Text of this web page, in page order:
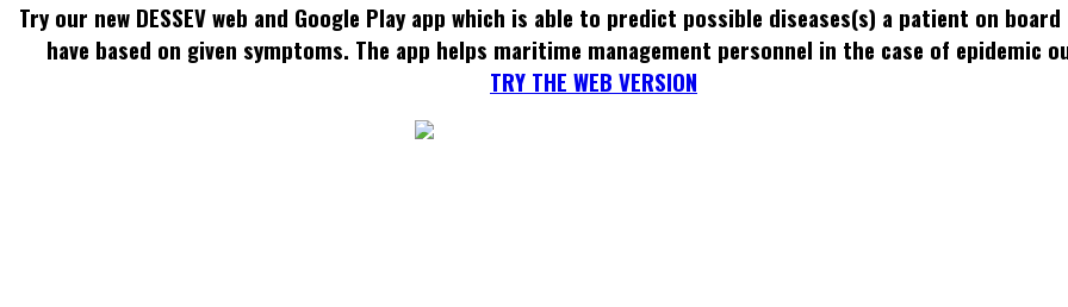
Try our new DESSEV web and Google Play app which is able to predict possible diseases(s) a patient on
have based on given symptoms. The app helps maritime management personnel in the case of epidemic
TRY THE WEB VERSION